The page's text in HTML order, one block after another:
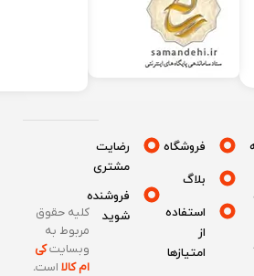
فروشگاه
بلاگ
استفاده
امتیازها
رضایت
مشتری
فروشنده
شوید
کلیه حقوق
مربوط به
وبسایتکی
ام کالااست.